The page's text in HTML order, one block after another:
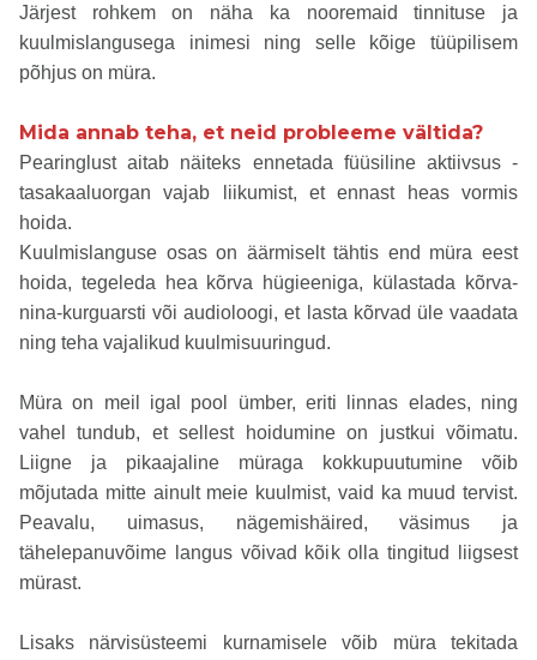
Järjest rohkem on näha ka nooremaid tinnituse ja
kuulmislangusega inimesi ning selle kõige tüüpilisem
põhjus on müra.
Mida annab teha, et neid probleeme vältida?
Pearinglust aitab näiteks ennetada füüsiline aktiivsus -
tasakaaluorgan vajab liikumist, et ennast heas vormis
hoida.
Kuulmislanguse osas on äärmiselt tähtis end müra eest
hoida, tegeleda hea kõrva hügieeniga, külastada kõrva-
nina-kurguarsti või audioloogi, et lasta kõrvad üle vaadata
ning teha vajalikud kuulmisuuringud.
Müra on meil igal pool ümber, eriti linnas elades, ning
vahel tundub, et sellest hoidumine on justkui võimatu.
Liigne ja pikaajaline müraga kokkupuutumine võib
mõjutada mitte ainult meie kuulmist, vaid ka muud tervist.
Peavalu, uimasus, nägemishäired, väsimus ja
tähelepanuvõime langus võivad kõik olla tingitud liigsest
mürast.
Lisaks närvisüsteemi kurnamisele võib müra tekitada